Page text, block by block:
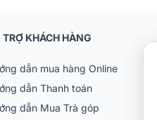
TRỢ KHÁCH HÀNG
dẫn mua hàng Online
dẫn Thanh toán
dẫn Mua Trả góp